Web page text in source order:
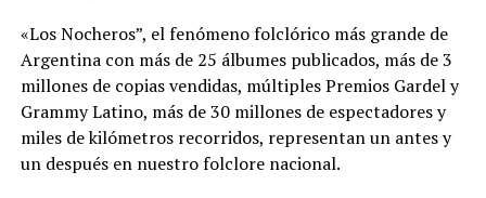
«Los Nocheros”, el fenómeno folclórico más grande de
Argentina con más de 25 álbumes publicados, más de 3
millones de copias vendidas, múltiples Premios Gardel y
Grammy Latino, más de 30 millones de espectadores y
miles de kilómetros recorridos, representan un antes y
un después en nuestro folclore nacional.